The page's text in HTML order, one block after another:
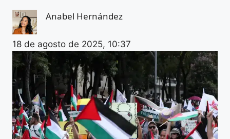
Anabel Hernández
18 de agosto de 2025, 10:37